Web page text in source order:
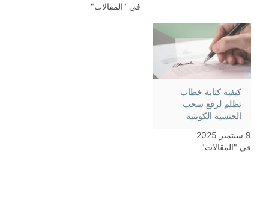
في "المقالات"
كيفية كتابة خطاب
تظلم لرفع سحب
الجنسية الكويتية
9 سبتمبر 2025
في "المقالات"